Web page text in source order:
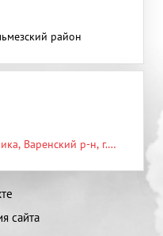
район
Варенский р-н, г.
советских воинов
сайта